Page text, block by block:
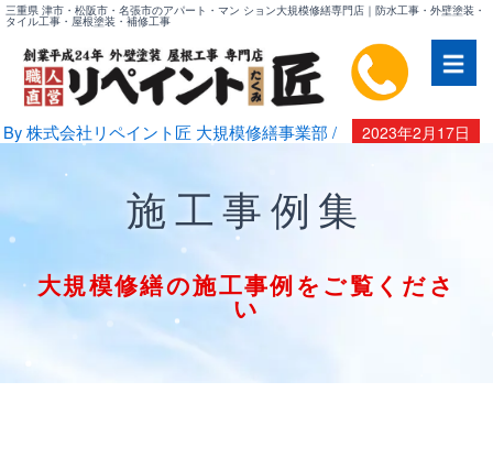
内
ッ
三重県 津市・松阪市・名張市のアパート・マン ション大規模修繕専門店｜防水工事・外壁塗装・
タイル工事・屋根塗装・補修工事
By株式会社リペイント匠 大規模修繕事業部 / 2023年2月17日
施工事例集
大規模修繕の施工事例をご覧くださ
い